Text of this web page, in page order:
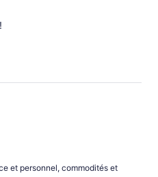
et personnel, commodités et